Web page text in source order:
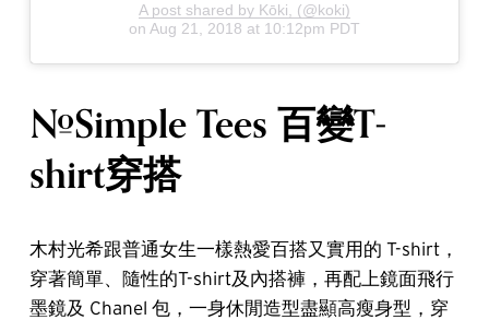
A post shared by Kōki, (@koki)
on Aug 21, 2018 at 10:12pm PDT
#Simple Tees 百變T-
shirt穿搭
木村光希跟普通女生一樣熱愛百搭又實用的 T-shirt，
穿著簡單、隨性的T-shirt及內搭褲，再配上鏡面飛行
墨鏡及 Chanel 包，一身休閒造型盡顯高瘦身型，穿